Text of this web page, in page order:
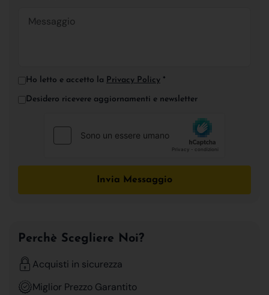
Ho letto e accetto la Privacy Policy *
Desidero ricevere aggiornamenti e newsletter
Invia Messaggio
Perchè Scegliere Noi?
Acquisti in sicurezza
Miglior Prezzo Garantito